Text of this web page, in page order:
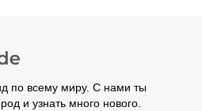
требуется.
по всему миру. С нами ты
и узнать много нового.